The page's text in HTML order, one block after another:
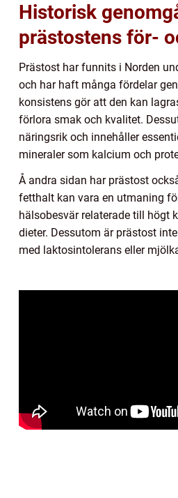
Historisk
prästostens för-
Prästost har funnits i Norden
och har haft många fördelar
konsistens gör att den kan
förlora smak och kvalitet.
näringsrik och innehåller
mineraler som kalcium och
Å andra sidan har prästost
fetthalt kan vara en utmaning
hälsobesvär relaterade till högt
dieter. Dessutom är prästost
med laktosintolerans eller